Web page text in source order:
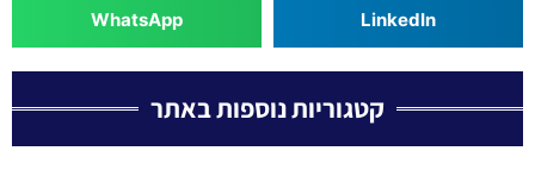
LinkedIn
WhatsApp
קטגוריות נוספות באתר